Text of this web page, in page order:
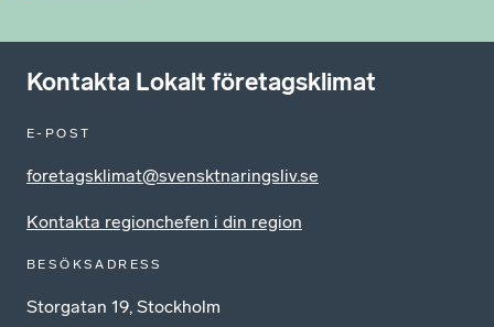
Kontakta Lokalt företagsklimat
E-POST
foretagsklimat@svensktnaringsliv.se
Kontakta regionchefen i din region
BESÖKSADRESS
Storgatan 19, Stockholm